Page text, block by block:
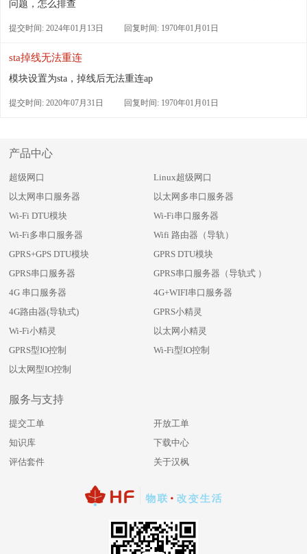
问题，怎么排查
提交时间: 2024年01月13日 回复时间: 1970年01月01日
sta掉线无法重连
模块设置为sta，掉线后无法重连ap
提交时间: 2020年07月31日 回复时间: 1970年01月01日
产品中心
超级网口
Linux超级网口
以太网串口服务器
以太网多串口服务器
Wi-Fi DTU模块
Wi-Fi串口服务器
Wi-Fi多串口服务器
Wifi 路由器（导轨）
GPRS+GPS DTU模块
GPRS DTU模块
GPRS串口服务器
GPRS串口服务器（导轨式 ）
4G 串口服务器
4G+WIFI串口服务器
4G路由器(导轨式)
GPRS小精灵
Wi-Fi小精灵
以太网小精灵
GPRS型IO控制
Wi-Fi型IO控制
以太网型IO控制
服务与支持
提交工单
开放工单
知识库
下载中心
评估套件
关于汉枫